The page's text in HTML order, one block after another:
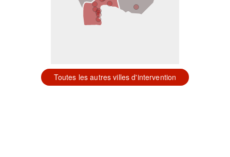
Toutes les autres villes d'intervention